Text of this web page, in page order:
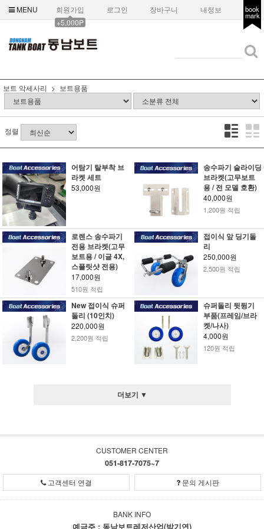
MENU
회원가입
+5,000P
로그인 장바구니 내정보 book
mark
보트 악세사리 보트용품
정렬
어탐기 탈부착 브
라켓 세트
53,000원
송수파기 슬라이딩
브라켓(고무보트
용 / 전 모델 호환)
40,000원
1,200원 적립
로렌스 송수파기
전용 브라켓(고무
보트용 / 이글 4X,
스플릿샷 전용)
17,000원
510원 적립
접이식 앞 딩기돌
리
250,000원
2,500원 적립
New 접이식 슈퍼
돌리 (10인치)
220,000원
2,200원 적립
슈퍼돌리 뒷뒹기
부품(프레임/브라
켓/나사)
4,000원
120원 적립
더보기 ▼
CUSTOMER CENTER
051-817-7075~7
고객센터 연결 문의 게시판
BANK INFO
예금주 : 동남보트레저산업(박기연)